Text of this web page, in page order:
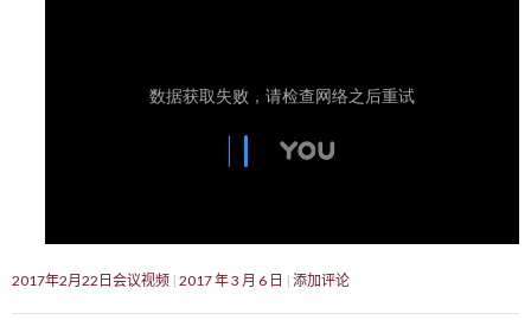
2017年2月22日会议视频 2017 年 3 月 6 日 添加评论